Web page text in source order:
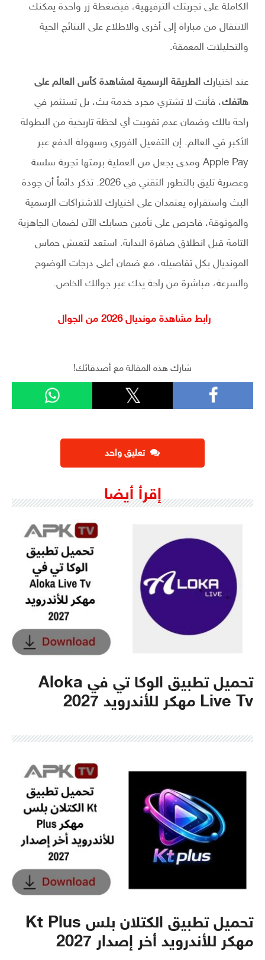
الكاملة على تجربتك الترفيهية، فبضغطة زر واحدة يمكنك
الانتقال من مباراة إلى أخرى والاطلاع على النتائج الحية
والتحليلات المعمقة.
عند اختياركالطريقة الرسمية لمشاهدة كأس العالم على
هاتفك، فأنت لا تشتري مجرد خدمة بث، بل تستثمر في
راحة بالك وضمان عدم تفويت أي لحظة تاريخية من البطولة
الأكبر في العالم. إن التفعيل الفوري وسهولة الدفع عبر
Apple Pay ومدى يجعل من العملية برمتها تجربة سلسة
وعصرية تليق بالتطور التقني في 2026. تذكر دائماً أن جودة
البث واستقراره يعتمدان على اختيارك للاشتراكات الرسمية
والموثوقة، فاحرص على تأمين حسابك الآن لضمان الجاهزية
التامة قبل انطلاق صافرة البداية. استعد لتعيش حماس
المونديال بكل تفاصيله، مع ضمان أعلى درجات الوضوح
والسرعة، مباشرة من راحة يدك عبر جوالك الخاص.
رابط مشاهدة مونديال 2026 من الجوال
شارك هذه المقالة مع أصدقائك!
تعليق واحد
إقرأ أيضا
تحميل تطبيق الوكا تي في Aloka
Live Tv مهكر للأندرويد 2027
تحميل تطبيق الكتلان بلس Kt Plus
مهكر للأندرويد أخر إصدار 2027